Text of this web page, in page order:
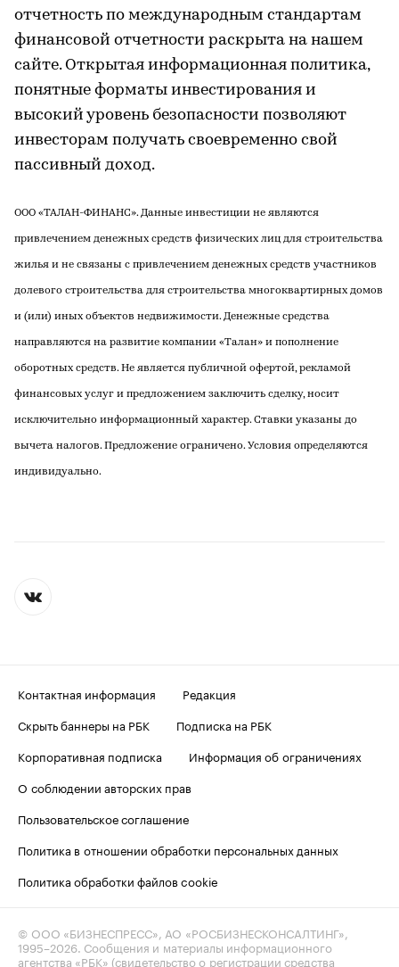
отчетность по международным стандартам
финансовой отчетности раскрыта на нашем
сайте. Открытая информационная политика,
понятные форматы инвестирования и
высокий уровень безопасности позволяют
инвесторам получать своевременно свой
пассивный доход.
ООО «ТАЛАН-ФИНАНС». Данные инвестиции не являются
привлечением денежных средств физических лиц для строительства
жилья и не связаны с привлечением денежных средств участников
долевого строительства для строительства многоквартирных домов
и (или) иных объектов недвижимости. Денежные средства
направляются на развитие компании «Талан» и пополнение
оборотных средств. Не является публичной офертой, рекламой
финансовых услуг и предложением заключить сделку, носит
исключительно информационный характер. Ставки указаны до
вычета налогов. Предложение ограничено. Условия определяются
индивидуально.
Контактная информация
Редакция
Скрыть баннеры на РБК
Подписка на РБК
Корпоративная подписка
Информация об ограничениях
О соблюдении авторских прав
Пользовательское соглашение
Политика в отношении обработки персональных данных
Политика обработки файлов cookie
© ООО «БИЗНЕСПРЕСС», АО «РОСБИЗНЕСКОНСАЛТИНГ»,
1995–2026. Сообщения и материалы информационного
агентства «РБК» (свидетельство о регистрации средства